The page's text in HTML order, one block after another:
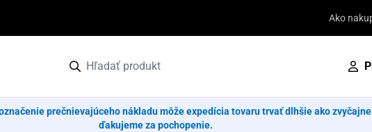
Ako
prečnievajúceho nákladu môže expedícia tovaru trvať dlhšie ako
ďakujeme za pochopenie.